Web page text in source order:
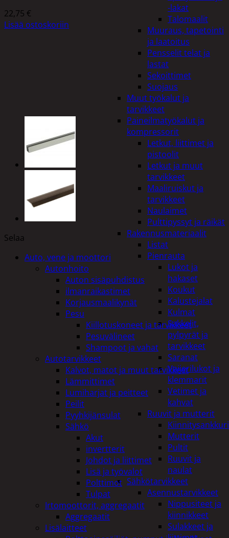
-lakat
Talomaalit
Muuraus, tapetointi
ja laatoitus
Pensselit telat ja
lastat
Sekoittimet
Suojaus
Muut työkalut ja
tarvikkeet
Paineilmatyökalut ja
kompressorit
Letkut, liittimet ja
pistoolit
Letkut ja muut
tarvikkeet
Maaliruiskut ja
tarvikkeet
Naulaimet
Pulttipyssyt ja räikät
Rakennusmateriaalit
Listat
Pienrauta
Lukot ja
hakaset
Koukut
Kalustejalat
Kulmat
Sakkelit,
pylpyrät ja
tarvikkeet
Saranat
Vaijerilukot ja
klemmarit
Vetimet ja
kahvat
Ruuvit ja mutterit
Mutterit
Pultit
Ruuvit ja
naulat
Sähkötarvikkeet
Asennustarvikkeet
Nippusiteet ja
kiinnikkeet
Sulakkeet ja
22,75 €
Lisää ostoskoriin
Selaa
Auto, vene ja moottori
Autonhoito
Auton sisäpuhdistus
ilmanraikastimet
Korjausmaalikynät
Pesu
Kiillotuskoneet ja tarvikkeet
Pesuvälineet
Shampoot ja vahat
Autotarvikkeet
Kalvot, matot ja muut tarvikkeet
Lämmittimet
Lumiharjat ja peitteet
Peilit
Pyyhkijänsulat
Sähkö
Akut
invertterit
Johdot ja liittimet
Lisä ja työvalot
Polttimot
Tulpat
Irtomoottorit, aggregaatit
Aggregaatit
Lisälaitteet